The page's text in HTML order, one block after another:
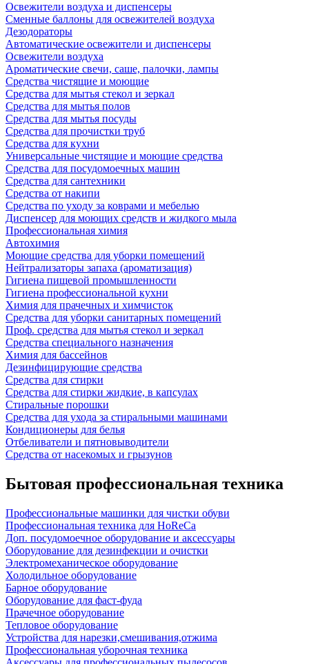
Освежители воздуха и диспенсеры
Сменные баллоны для освежителей воздуха
Дезодораторы
Автоматические освежители и диспенсеры
Освежители воздуха
Ароматические свечи, саше, палочки, лампы
Средства чистящие и моющие
Средства для мытья стекол и зеркал
Средства для мытья полов
Средства для мытья посуды
Средства для прочистки труб
Средства для кухни
Универсальные чистящие и моющие средства
Средства для посудомоечных машин
Средства для сантехники
Средства от накипи
Средства по уходу за коврами и мебелью
Диспенсер для моющих средств и жидкого мыла
Профессиональная химия
Автохимия
Моющие средства для уборки помещений
Нейтрализаторы запаха (ароматизация)
Гигиена пищевой промышленности
Гигиена профессиональной кухни
Химия для прачечных и химчисток
Средства для уборки санитарных помещений
Проф. средства для мытья стекол и зеркал
Средства специального назначения
Химия для бассейнов
Дезинфицирующие средства
Средства для стирки
Средства для стирки жидкие, в капсулах
Стиральные порошки
Средства для ухода за стиральными машинами
Кондиционеры для белья
Отбеливатели и пятновыводители
Средства от насекомых и грызунов
Бытовая профессиональная техника
Профессиональные машинки для чистки обуви
Профессиональная техника для HoReCa
Доп. посудомоечное оборудование и аксессуары
Оборудование для дезинфекции и очистки
Электромеханическое оборудование
Холодильное оборудование
Барное оборудование
Оборудование для фаст-фуда
Прачечное оборудование
Тепловое оборудование
Устройства для нарезки,смешивания,отжима
Профессиональная уборочная техника